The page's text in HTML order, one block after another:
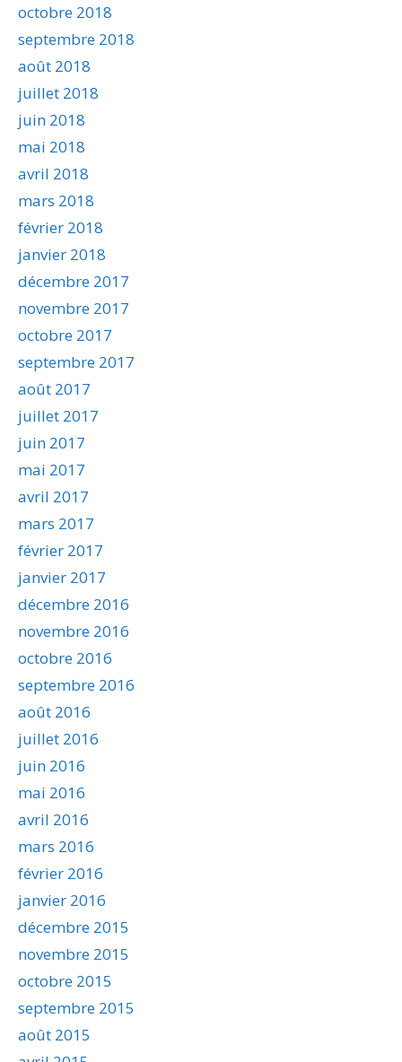
octobre 2018
septembre 2018
août 2018
juillet 2018
juin 2018
mai 2018
avril 2018
mars 2018
février 2018
janvier 2018
décembre 2017
novembre 2017
octobre 2017
septembre 2017
août 2017
juillet 2017
juin 2017
mai 2017
avril 2017
mars 2017
février 2017
janvier 2017
décembre 2016
novembre 2016
octobre 2016
septembre 2016
août 2016
juillet 2016
juin 2016
mai 2016
avril 2016
mars 2016
février 2016
janvier 2016
décembre 2015
novembre 2015
octobre 2015
septembre 2015
août 2015